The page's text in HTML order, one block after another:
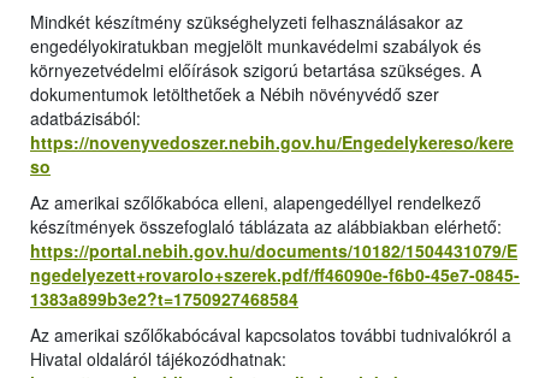
Mindkét készítmény szükséghelyzeti felhasználásakor az
engedélyokiratukban megjelölt munkavédelmi szabályok és
környezetvédelmi előírások szigorú betartása szükséges. A
dokumentumok letölthetőek a Nébih növényvédő szer
adatbázisából:
https://novenyvedoszer.nebih.gov.hu/Engedelykereso/kere
so
Az amerikai szőlőkabóca elleni, alapengedéllyel rendelkező
készítmények összefoglaló táblázata az alábbiakban elérhető:
https://portal.nebih.gov.hu/documents/10182/1504431079/E
ngedelyezett+rovarolo+szerek.pdf/ff46090e-f6b0-45e7-0845-
1383a899b3e2?t=1750927468584
Az amerikai szőlőkabócával kapcsolatos további tudnivalókról a
Hivatal oldaláról tájékozódhatnak: